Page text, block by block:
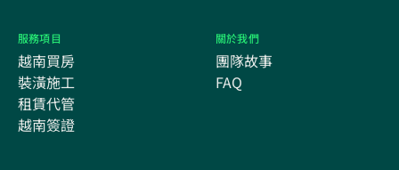
服務項目
越南買房
裝潢施工
租賃代管
越南簽證
關於我們
團隊故事
FAQ